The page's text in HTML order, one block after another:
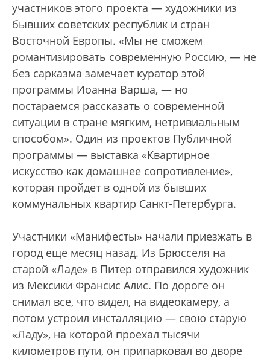
участников этого проекта — художники из
бывших советских республик и стран
Восточной Европы. «Мы не сможем
романтизировать современную Россию, — не
без сарказма замечает куратор этой
программы Иоанна Варша, — но
постараемся рассказать о современной
ситуации в стране мягким, нетривиальным
способом». Один из проектов Публичной
программы — выставка «Квартирное
искусство как домашнее сопротивление»,
которая пройдет в одной из бывших
коммунальных квартир Санкт-Петербурга.
Участники «Манифесты» начали приезжать в
город еще месяц назад. Из Брюсселя на
старой «Ладе» в Питер отправился художник
из Мексики Франсис Алис. По дороге он
снимал все, что видел, на видеокамеру, а
потом устроил инсталляцию — свою старую
«Ладу», на которой проехал тысячи
километров пути, он припарковал во дворе